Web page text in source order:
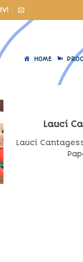
HOME
Lauci
Lauci